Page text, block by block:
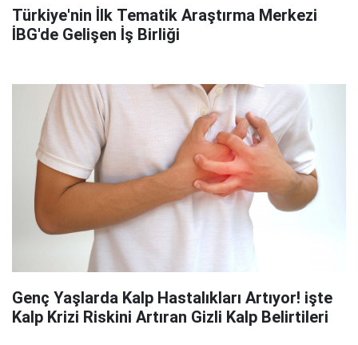
Türkiye'nin İlk Tematik Araştırma Merkezi
İBG'de Gelişen İş Birliği
Genç Yaşlarda Kalp Hastalıkları Artıyor! işte
Kalp Krizi Riskini Artıran Gizli Kalp Belirtileri